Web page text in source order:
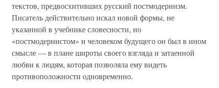
текстов, предвосхитивших русский постмодернизм.
Писатель действительно искал новой формы, не
указанной в учебнике словесности, но
«постмодернистом» и человеком будущего он был в ином
смысле — в плане широты своего взгляда и затаенной
любви к людям, которая позволяла ему видеть
противоположности одновременно.